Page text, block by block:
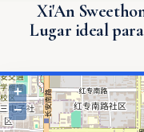
Xi'An
Lugar ideal
+
−